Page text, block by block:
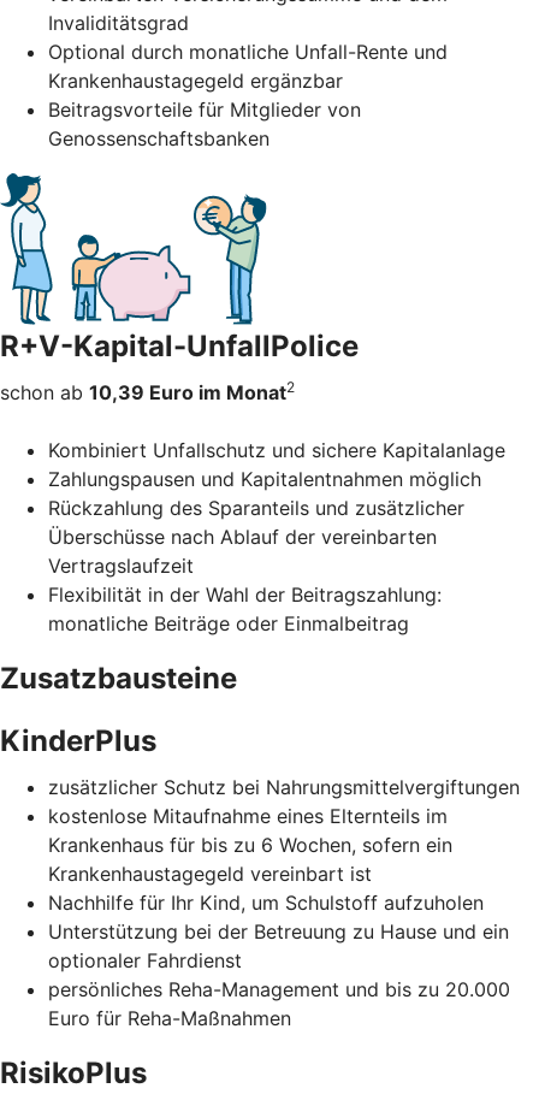
Invaliditätsgrad
Optional durch monatliche Unfall-Rente und
Krankenhaustagegeld ergänzbar
Beitragsvorteile für Mitglieder von
Genossenschaftsbanken
R+V-Kapital-UnfallPolice
schon ab 10,39 Euro im Monat2
Kombiniert Unfallschutz und sichere Kapitalanlage
Zahlungspausen und Kapitalentnahmen möglich
Rückzahlung des Sparanteils und zusätzlicher
Überschüsse nach Ablauf der vereinbarten
Vertragslaufzeit
Flexibilität in der Wahl der Beitragszahlung:
monatliche Beiträge oder Einmalbeitrag
Zusatzbausteine
KinderPlus
zusätzlicher Schutz bei Nahrungsmittelvergiftungen
kostenlose Mitaufnahme eines Elternteils im
Krankenhaus für bis zu 6 Wochen, sofern ein
Krankenhaustagegeld vereinbart ist
Nachhilfe für Ihr Kind, um Schulstoff aufzuholen
Unterstützung bei der Betreuung zu Hause und ein
optionaler Fahrdienst
persönliches Reha-Management und bis zu 20.000
Euro für Reha-Maßnahmen
RisikoPlus